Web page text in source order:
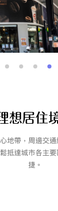
想居住
地帶，周邊交
抵達城市各主
捷。